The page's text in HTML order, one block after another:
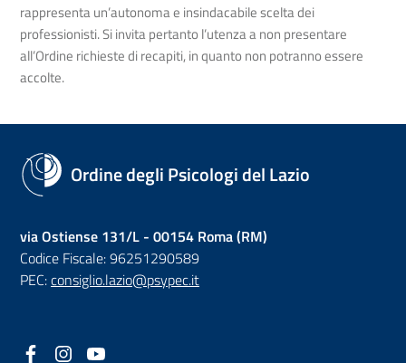
rappresenta un’autonoma e insindacabile scelta dei
professionisti. Si invita pertanto l’utenza a non presentare
all’Ordine richieste di recapiti, in quanto non potranno essere
accolte.
Ordine degli Psicologi del Lazio
via Ostiense 131/L - 00154 Roma (RM)
Codice Fiscale: 96251290589
PEC:consiglio.lazio@psypec.it
Facebook
(nuova scheda - new tab)
Instagram
(nuova scheda - new tab)